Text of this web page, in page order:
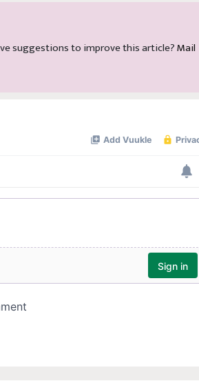
suggestions to improve this article? Mail